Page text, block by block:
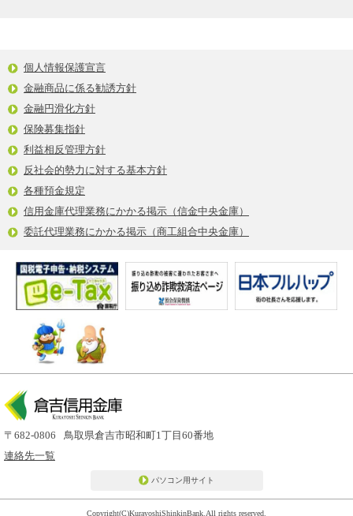
個人情報保護宣言
金融商品に係る勧誘方針
金融円滑化方針
保険募集指針
利益相反管理方針
反社会的勢力に対する基本方針
各種預金規定
信用金庫代理業務にかかる掲示（信金中央金庫）
委託代理業務にかかる掲示（商工組合中央金庫）
〒682-0806
鳥取県倉吉市昭和町1丁目60番地
連絡先一覧
パソコン用サイト
Copyright(C)KurayoshiShinkinBank.All rights reserved.